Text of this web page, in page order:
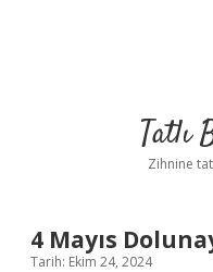
Tatlı
Zihnine
4 Mayıs
Tarih: Ekim 24, 2024